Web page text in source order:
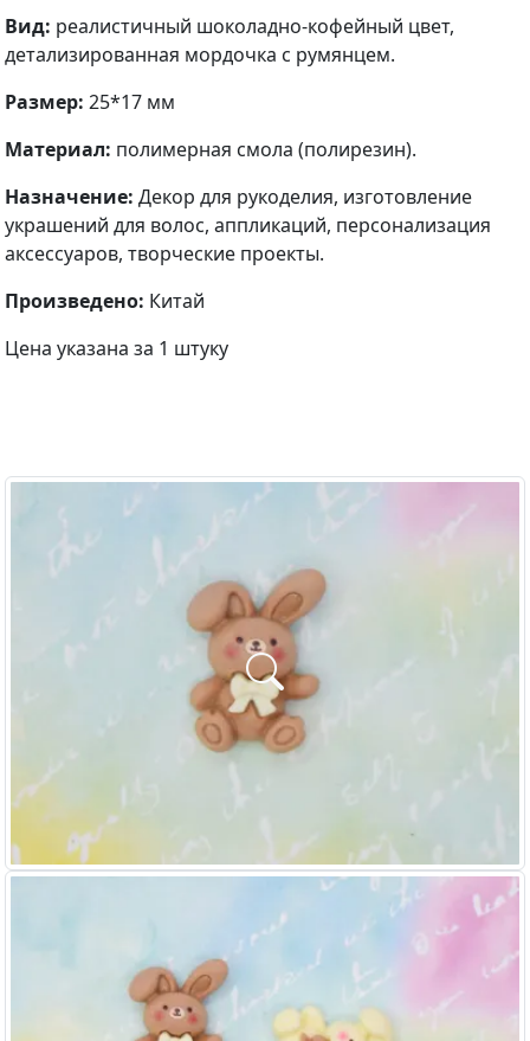
Вид: реалистичный шоколадно-кофейный цвет,
детализированная мордочка с румянцем.
Размер: 25*17 мм
Материал: полимерная смола (полирезин).
Назначение: Декор для рукоделия, изготовление
украшений для волос, аппликаций, персонализация
аксессуаров, творческие проекты.
Произведено: Китай
Цена указана за 1 штуку